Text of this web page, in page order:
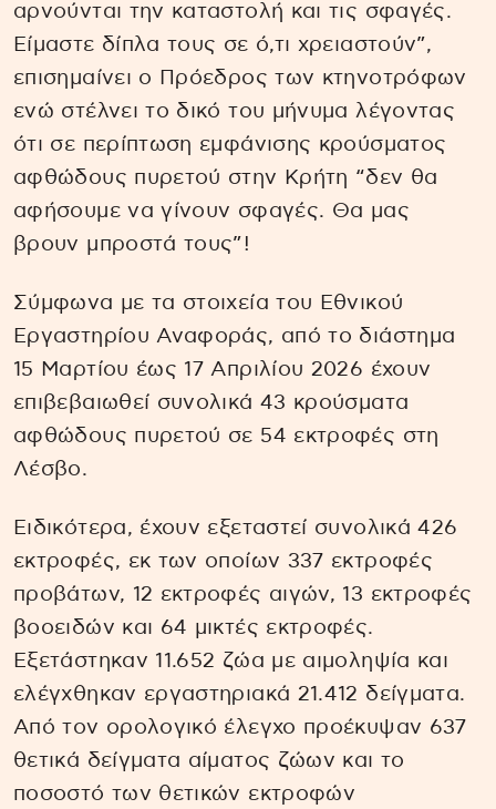
αρνούνται την καταστολή και τις σφαγές.
Είμαστε δίπλα τους σε ό,τι χρειαστούν”,
επισημαίνει ο Πρόεδρος των κτηνοτρόφων
ενώ στέλνει το δικό του μήνυμα λέγοντας
ότι σε περίπτωση εμφάνισης κρούσματος
αφθώδους πυρετού στην Κρήτη “δεν θα
αφήσουμε να γίνουν σφαγές. Θα μας
βρουν μπροστά τους”!
Σύμφωνα με τα στοιχεία του Εθνικού
Εργαστηρίου Αναφοράς, από το διάστημα
15 Μαρτίου έως 17 Απριλίου 2026 έχουν
επιβεβαιωθεί συνολικά 43 κρούσματα
αφθώδους πυρετού σε 54 εκτροφές στη
Λέσβο.
Ειδικότερα, έχουν εξεταστεί συνολικά 426
εκτροφές, εκ των οποίων 337 εκτροφές
προβάτων, 12 εκτροφές αιγών, 13 εκτροφές
βοοειδών και 64 μικτές εκτροφές.
Εξετάστηκαν 11.652 ζώα με αιμοληψία και
ελέγχθηκαν εργαστηριακά 21.412 δείγματα.
Από τον ορολογικό έλεγχο προέκυψαν 637
θετικά δείγματα αίματος ζώων και το
ποσοστό των θετικών εκτροφών